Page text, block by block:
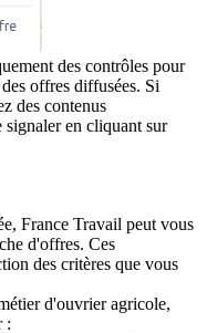
des contrôles pour
offres diffusées. Si
des contenus
en cliquant sur
France Travail peut vous
d'offres. Ces
des critères que vous
d'ouvrier agricole,
: